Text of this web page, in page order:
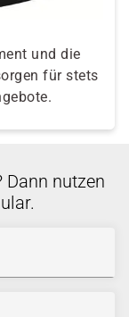
und die
für stets
Dann nutzen